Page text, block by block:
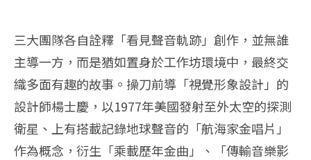
三大團隊各自詮釋「看見聲音軌跡」創作，並無誰
主導一方，而是猶如置身於工作坊環境中，最終交
織多面有趣的故事。操刀前導「視覺形象設計」的
設計師楊士慶，以1977年美國發射至外太空的探測
衛星、上有搭載記錄地球聲音的「航海家金唱片」
作為概念，衍生「乘載歷年金曲」、「傳輸音樂影